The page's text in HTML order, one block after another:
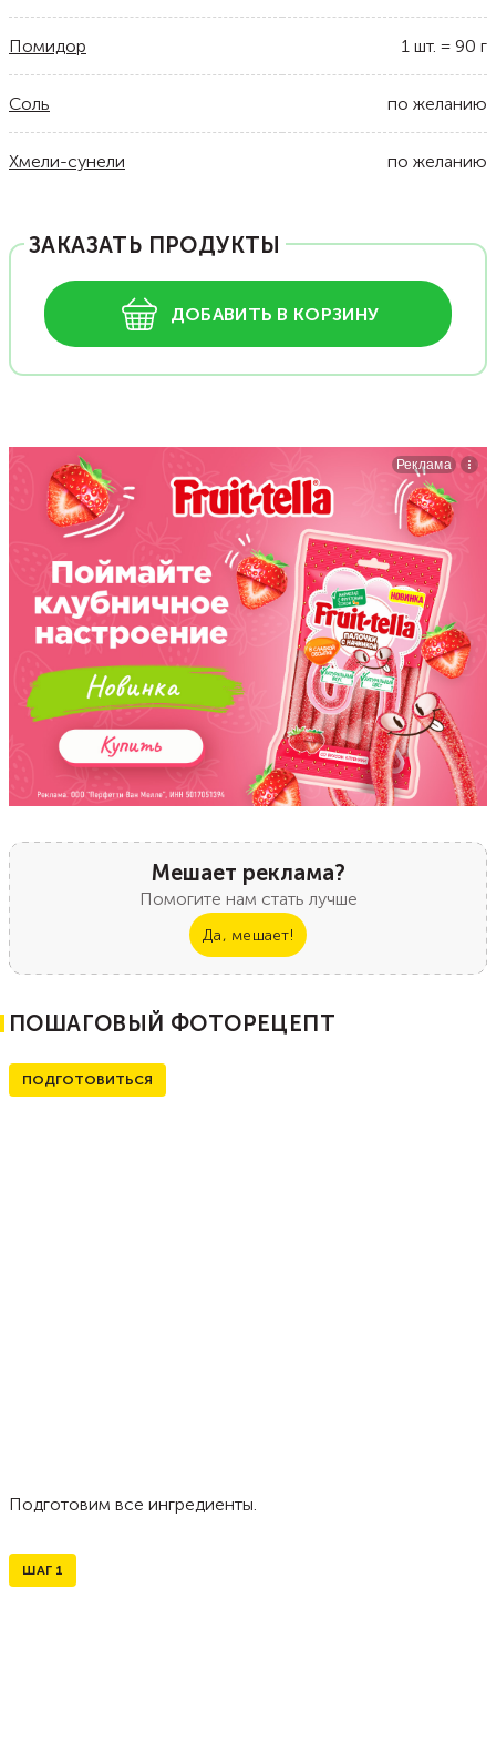
Помидор 1 шт. = 90 г
Соль по желанию
Хмели-сунели по желанию
ЗАКАЗАТЬ ПРОДУКТЫ
ДОБАВИТЬ В КОРЗИНУ
Мешает реклама?
Помогите нам стать лучше
Да, мешает!
ПОШАГОВЫЙ ФОТОРЕЦЕПТ
ПОДГОТОВИТЬСЯ
Подготовим все ингредиенты.
ШАГ 1